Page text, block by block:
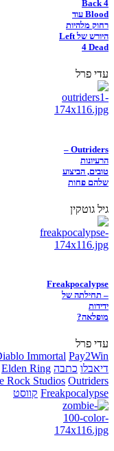
Back 4
Blood עוד
רחוק מלהיות
היורש של Left
4 Dead
עדי פרל
Outriders –
הרעיונות
טובים, הביצוע
שלהם פחות
גיל גוטקין
Freakpocalypse
– תחילתה של
ידידות
מופלאה?
עדי פרל
Immortal Pay2Win
דיאבלו כתבה Elden Ring
Rock Studios Outriders
Freakpocalypse קווסט